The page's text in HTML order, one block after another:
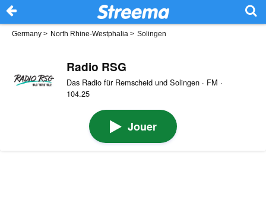
Germany > North Rhine-Westphalia > Solingen
Radio RSG
Das Radio für Remscheid und Solingen · FM ·
104.25
Jouer